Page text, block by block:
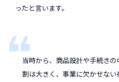
ったと言います。
当時から、商品設計や手続き
割は大きく、事業に欠かせな